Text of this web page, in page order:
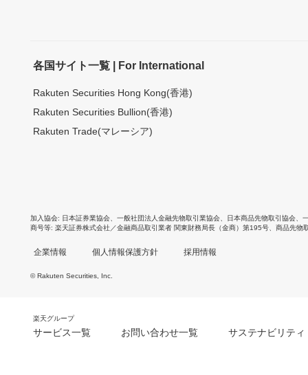
各国サイト一覧 | For International
Rakuten Securities Hong Kong(香港)
Rakuten Securities Bullion(香港)
Rakuten Trade(マレーシア)
加入協会 日本証券業協会 一般社団法人金融先物取引業協会 日本商品先物取引協会
商号等 楽天証券株式会社／金融商品取引業者 関東財務局長（金商）第195号、商品先物
企業情報 個人情報保護方針 採用情報
© Rakuten Securities, Inc.
楽天グループ
サービス一覧 お問い合わせ一覧 サステナビリティ